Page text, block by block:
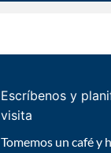
Escríbenos y
visita
Tomemos un café y